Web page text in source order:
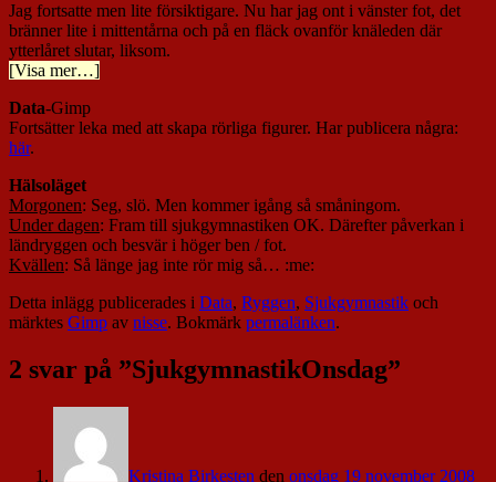
Jag fortsatte men lite försiktigare. Nu har jag ont i vänster fot, det
bränner lite i mittentårna och på en fläck ovanför knäleden där
ytterlåret slutar, liksom.
[Visa mer…]
Data-Gimp
Fortsätter leka med att skapa rörliga figurer. Har publicera några:
här.
Hälsoläget
Morgonen: Seg, slö. Men kommer igång så småningom.
Under dagen: Fram till sjukgymnastiken OK. Därefter påverkan i
ländryggen och besvär i höger ben / fot.
Kvällen: Så länge jag inte rör mig så… :me:
Detta inlägg publicerades i Data, Ryggen, Sjukgymnastik och
märktes Gimp av nisse. Bokmärk permalänken.
2 svar på ”SjukgymnastikOnsdag”
Kristina Birkesten den onsdag 19 november 2008